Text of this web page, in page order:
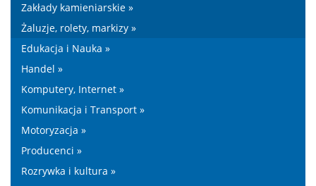
Zakłady kamieniarskie »
Żaluzje, rolety, markizy »
Edukacja i Nauka »
Handel »
Komputery, Internet »
Komunikacja i Transport »
Motoryzacja »
Producenci »
Rozrywka i kultura »